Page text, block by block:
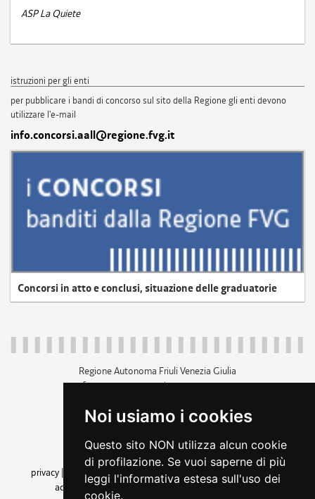
Noi usiamo i cookies
Questo sito NON utilizza alcun cookie
di profilazione. Se vuoi saperne di più
leggi l'informativa estesa sull'uso dei
cookie.
ASP La Quiete
istruzioni per gli enti
per pubblicare i bandi di concorso sul sito della Regione gli enti devono
utilizzare l'e-mail
info.concorsi.aall@regione.fvg.it
Concorsi in atto e conclusi, situazione delle graduatorie
Regione Autonoma Friuli Venezia Giulia
c.f. 80014930327; p.iva 00526040324
+39 040 3771111
amministrazione trasparente
privacy
cookie |note legali accessibilità
dichiarazione di
accessibilità| feedback cambio preferenze cookie